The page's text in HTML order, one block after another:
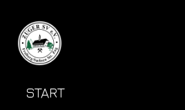
START